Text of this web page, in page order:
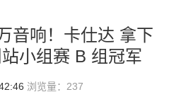
音响！卡仕达 拿下
小组赛 B 组冠军
浏览量： 237